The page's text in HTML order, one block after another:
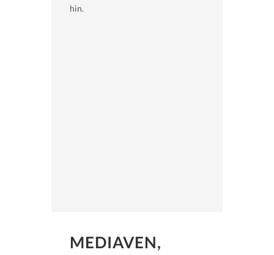
hin.
MEDIAVEN,